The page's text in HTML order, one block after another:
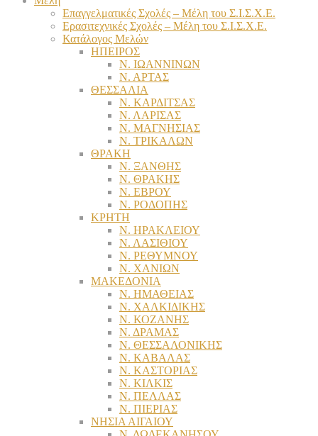
Επαγγελματικές Σχολές – Μέλη του Σ.Ι.Σ.Χ.Ε.
Ερασιτεχνικές Σχολές – Μέλη του Σ.Ι.Σ.Χ.Ε.
Κατάλογος Μελών
ΗΠΕΙΡΟΣ
Ν. ΙΩΑΝΝΙΝΩΝ
Ν. ΑΡΤΑΣ
ΘΕΣΣΑΛΙΑ
Ν. ΚΑΡΔΙΤΣΑΣ
Ν. ΛΑΡΙΣΑΣ
Ν. ΜΑΓΝΗΣΙΑΣ
Ν. ΤΡΙΚΑΛΩΝ
ΘΡΑΚΗ
Ν. ΞΑΝΘΗΣ
Ν. ΘΡΑΚΗΣ
Ν. ΕΒΡΟΥ
Ν. ΡΟΔΟΠΗΣ
ΚΡΗΤΗ
Ν. ΗΡΑΚΛΕΙΟΥ
Ν. ΛΑΣΙΘΙΟΥ
Ν. ΡΕΘΥΜΝΟΥ
Ν. ΧΑΝΙΩΝ
ΜΑΚΕΔΟΝΙΑ
Ν. ΗΜΑΘΕΙΑΣ
Ν. ΧΑΛΚΙΔΙΚΗΣ
Ν. ΚΟΖΑΝΗΣ
Ν. ΔΡΑΜΑΣ
Ν. ΘΕΣΣΑΛΟΝΙΚΗΣ
Ν. ΚΑΒΑΛΑΣ
Ν. ΚΑΣΤΟΡΙΑΣ
Ν. ΚΙΛΚΙΣ
Ν. ΠΕΛΛΑΣ
Ν. ΠΙΕΡΙΑΣ
ΝΗΣΙΑ ΑΙΓΑΙΟΥ